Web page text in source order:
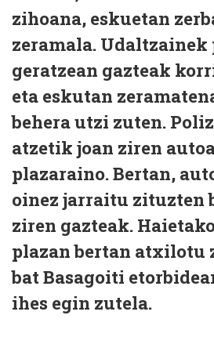
zihoana, eskuetan
zeramala.
geratzean gazteak
eta eskutan
behera utzi zuten.
atzetik joan ziren
plazaraino. Bertan,
oinez jarraitu zituzten
ziren gazteak.
plazan bertan atxilotu
bat Basagoiti
ihes egin zutela.